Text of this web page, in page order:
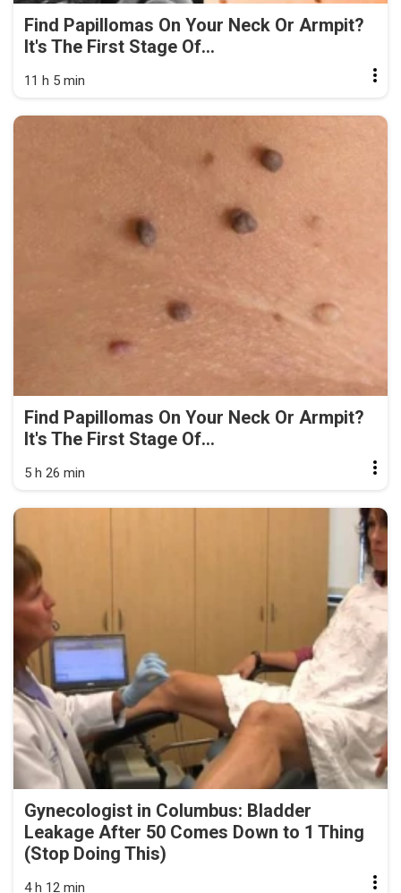
Find Papillomas On Your Neck Or Armpit?
It's The First Stage Of...
11 h 5 min
Find Papillomas On Your Neck Or Armpit?
It's The First Stage Of...
5 h 26 min
Gynecologist in Columbus: Bladder
Leakage After 50 Comes Down to 1 Thing
(Stop Doing This)
4 h 12 min